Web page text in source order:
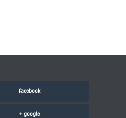
facebook
google +